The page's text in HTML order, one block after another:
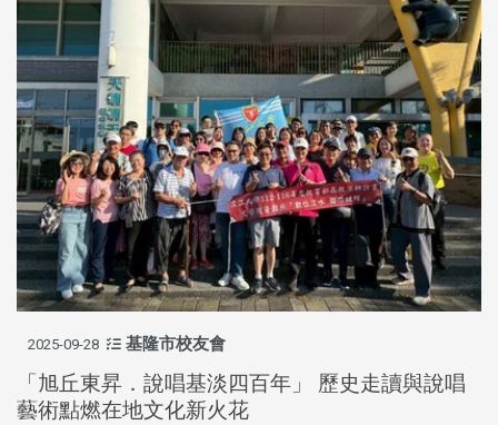
2025-09-28 基隆市校友會
「旭丘東昇．說唱基淡四百年」 歷史走讀與說唱
藝術點燃在地文化新火花